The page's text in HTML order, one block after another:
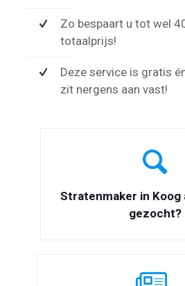
Zo bespaart u tot wel
totaalprijs!
Deze service is gratis
zit nergens aan vast!
Stratenmaker in Koog
gezocht?